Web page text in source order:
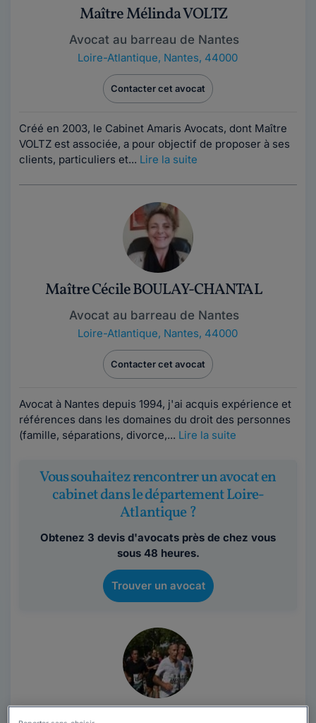
Maître Mélinda VOLTZ
Avocat au barreau de Nantes
Loire-Atlantique, Nantes, 44000
Contacter cet avocat
Créé en 2003, le Cabinet Amaris Avocats, dont Maître
VOLTZ est associée, a pour objectif de proposer à ses
clients, particuliers et... Lire la suite
Maître Cécile BOULAY-CHANTAL
Avocat au barreau de Nantes
Loire-Atlantique, Nantes, 44000
Contacter cet avocat
Avocat à Nantes depuis 1994, j'ai acquis expérience et
références dans les domaines du droit des personnes
(famille, séparations, divorce,... Lire la suite
Vous souhaitez rencontrer un avocat en
cabinet dans le département Loire-
Atlantique ?
Obtenez 3 devis d'avocats près de chez vous
sous 48 heures.
Trouver un avocat
Maître Vincent SEQUEVAL